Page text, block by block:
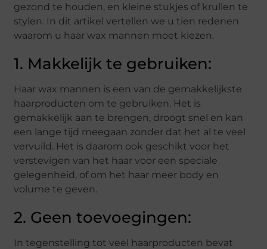
gezond te houden, en kleine stukjes of krullen te
stylen. In dit artikel vertellen we u tien redenen
waarom u haar wax mannen moet kiezen.
1. Makkelijk te gebruiken:
Haar wax mannen is een van de gemakkelijkste
haarproducten om te gebruiken. Het is
gemakkelijk aan te brengen, droogt snel en kan
een lange tijd meegaan zonder dat het al te veel
vervuild. Het is daarom ook geschikt voor het
verstevigen van het haar voor een speciale
gelegenheid, of om het haar meer body en
volume te geven.
2. Geen toevoegingen:
In tegenstelling tot veel haarproducten bevat